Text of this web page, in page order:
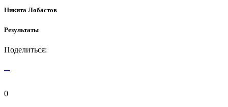
Никита Лобастов
Результаты
Поделиться:
0